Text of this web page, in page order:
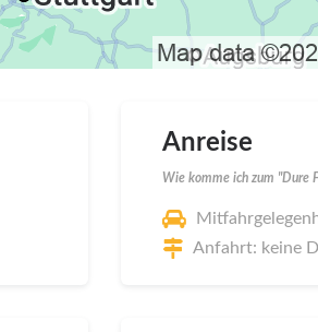
Anreise
Wie komme ich zum "Dure
Anfahrt: keine